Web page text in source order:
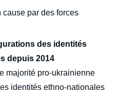
cause par des forces
des identités
depuis 2014
majorité pro-ukrainienne
identités ethno-nationales
: comprendre la
étrangère, Articles,